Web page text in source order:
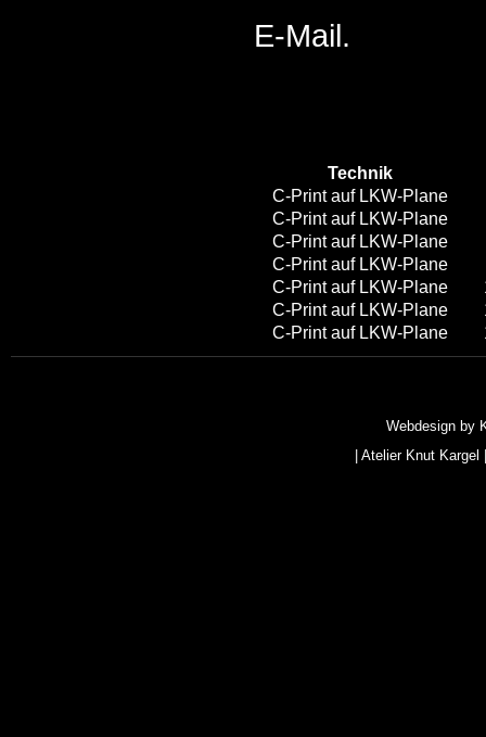
E-Mail.
Technik
C-Print auf LKW-Plane
C-Print auf LKW-Plane
C-Print auf LKW-Plane
C-Print auf LKW-Plane
C-Print auf LKW-Plane
C-Print auf LKW-Plane
C-Print auf LKW-Plane
Webdesign by
|Atelier Knut Kargel